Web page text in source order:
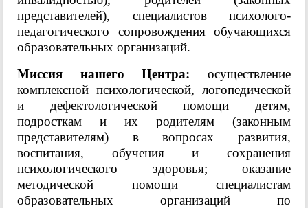
представителей), специалистов психолого-
педагогического сопровождения обучающихся
образовательных организаций.
Миссия нашего Центра: осуществление
комплексной психологической, логопедической
и дефектологической помощи детям,
подросткам и их родителям (законным
представителям) в вопросах развития,
воспитания, обучения и сохранения
психологического здоровья; оказание
методической помощи специалистам
образовательных организаций по